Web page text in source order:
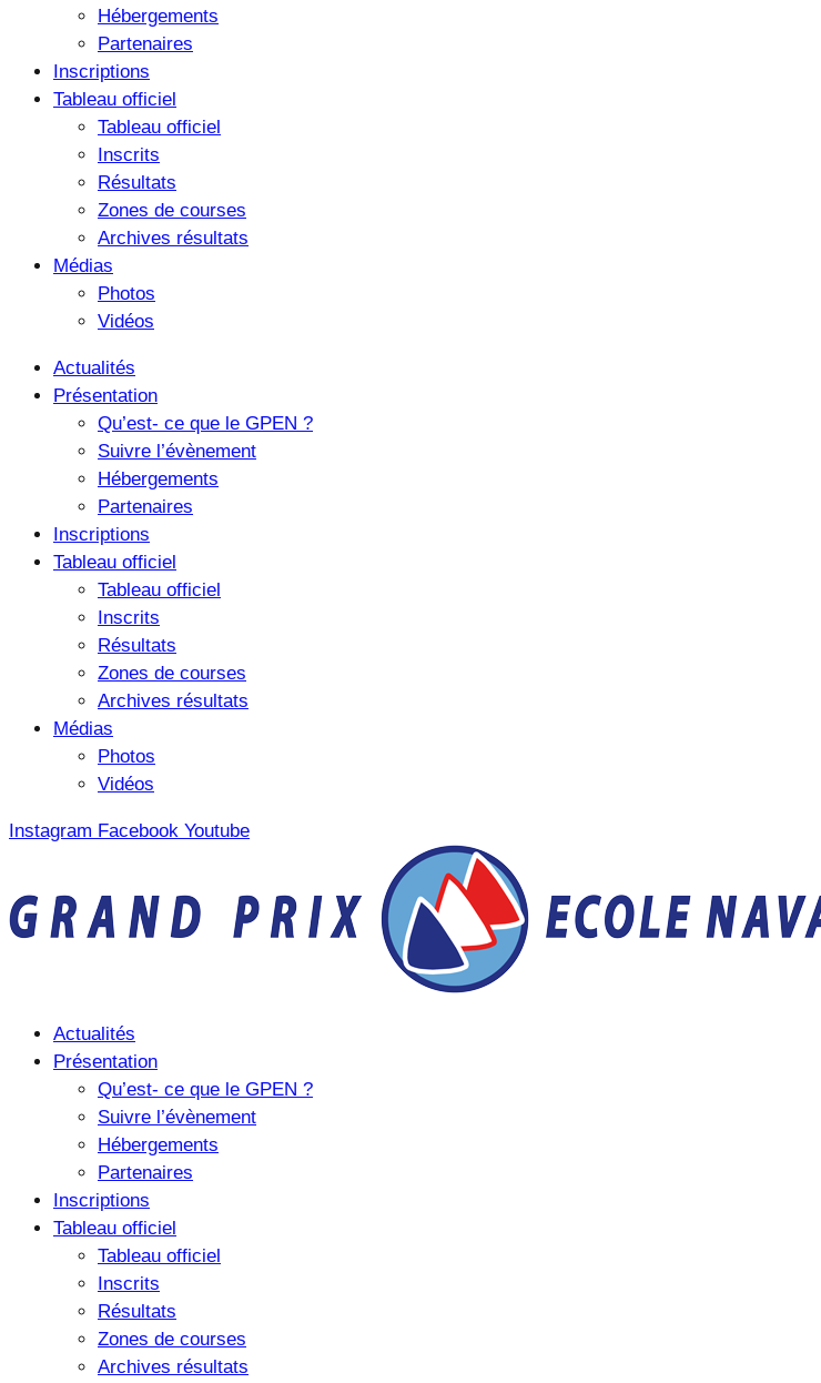
Hébergements
Partenaires
Inscriptions
Tableau officiel
Tableau officiel
Inscrits
Résultats
Zones de courses
Archives résultats
Médias
Photos
Vidéos
Actualités
Présentation
Qu’est- ce que le GPEN ?
Suivre l’évènement
Hébergements
Partenaires
Inscriptions
Tableau officiel
Tableau officiel
Inscrits
Résultats
Zones de courses
Archives résultats
Médias
Photos
Vidéos
Instagram Facebook Youtube
Actualités
Présentation
Qu’est- ce que le GPEN ?
Suivre l’évènement
Hébergements
Partenaires
Inscriptions
Tableau officiel
Tableau officiel
Inscrits
Résultats
Zones de courses
Archives résultats